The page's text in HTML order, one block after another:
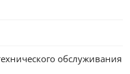
обслуживания